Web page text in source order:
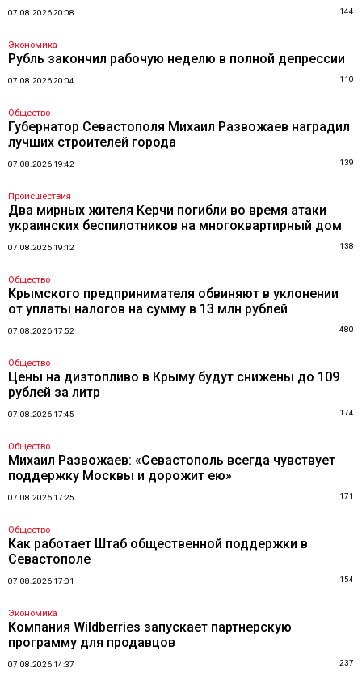
07.08.2026 20:08 144
Экономика
Рубль закончил рабочую неделю в полной депрессии
07.08.2026 20:04 110
Общество
Губернатор Севастополя Михаил Развожаев наградил
лучших строителей города
07.08.2026 19:42 139
Происшествия
Два мирных жителя Керчи погибли во время атаки
украинских беспилотников на многоквартирный дом
07.08.2026 19:12 138
Общество
Крымского предпринимателя обвиняют в уклонении
от уплаты налогов на сумму в 13 млн рублей
07.08.2026 17:52 480
Общество
Цены на дизтопливо в Крыму будут снижены до 109
рублей за литр
07.08.2026 17:45 174
Общество
Михаил Развожаев: «Севастополь всегда чувствует
поддержку Москвы и дорожит ею»
07.08.2026 17:25 171
Общество
Как работает Штаб общественной поддержки в
Севастополе
07.08.2026 17:01 154
Экономика
Компания Wildberries запускает партнерскую
программу для продавцов
07.08.2026 14:37 237